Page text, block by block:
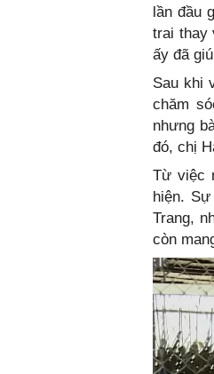
lần đầu
trai thay
ấy đã
Sau khi
chăm
nhưng
đó, chị
Từ việc
hiện.
Trang,
còn